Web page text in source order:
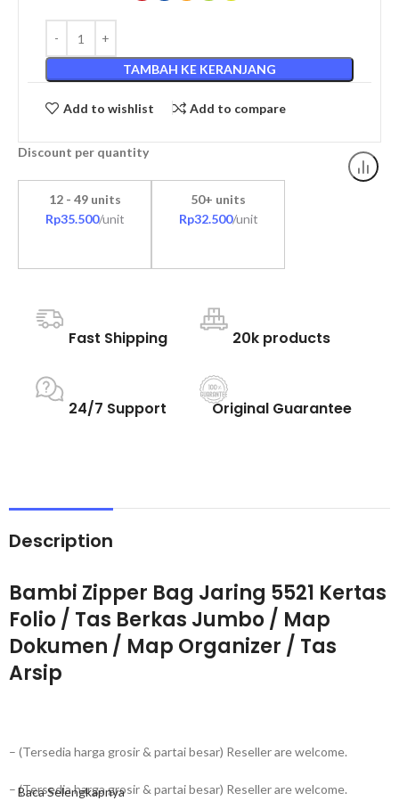
TAMBAH KE KERANJANG
Add to wishlist Add to compare
Discount per quantity
12 - 49 units
Rp35.500/unit
50+ units
Rp32.500/unit
Fast Shipping 20k products
24/7 Support Original Guarantee
Description
Bambi Zipper Bag Jaring 5521 Kertas
Folio / Tas Berkas Jumbo / Map
Dokumen / Map Organizer / Tas
Arsip
– (Tersedia harga grosir & partai besar) Reseller are welcome.
– (Tersedia harga grosir & partai besar) Reseller are welcome.
Baca Selengkapnya